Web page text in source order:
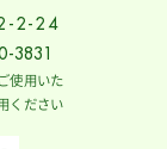
2-24
3831
使用いた
ください